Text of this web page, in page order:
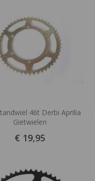
46t Derbi Aprilia
Gietwielen
€ 19,95